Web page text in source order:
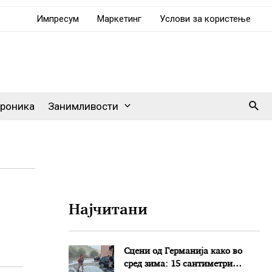
Импресум Маркетинг Услови за користење
Занимливости
Најчитани
Сцени од Германија како во
сред зима: 15 сантиметри